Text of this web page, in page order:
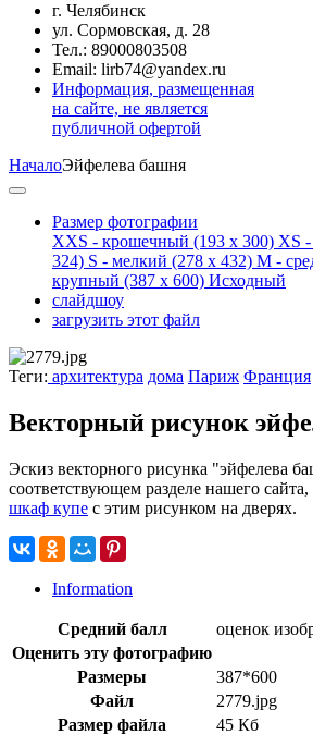
г. Челябинск
ул. Сормовская, д. 28
Тел.: 89000803508
Email: lirb74@yandex.ru
Информация, размещенная
на сайте, не является
публичной офертой
НачалоЭйфелева башня
Размер фотографии
XXS - крошечный (193 x 300) XS
324) S - мелкий (278 x 432) M -
крупный (387 x 600) Исходный
слайдшоу
загрузить этот файл
Теги: архитектура дома Париж Франция
Векторный рисунок
Эскиз векторного рисунка "эйфелева
соответствующем разделе нашего
шкаф купе с этим рисунком на дверях.
Information
Средний балл
оценок
Оценить эту фотографию
Размеры
387*600
Файл
2779.jpg
Размер файла
45 Кб